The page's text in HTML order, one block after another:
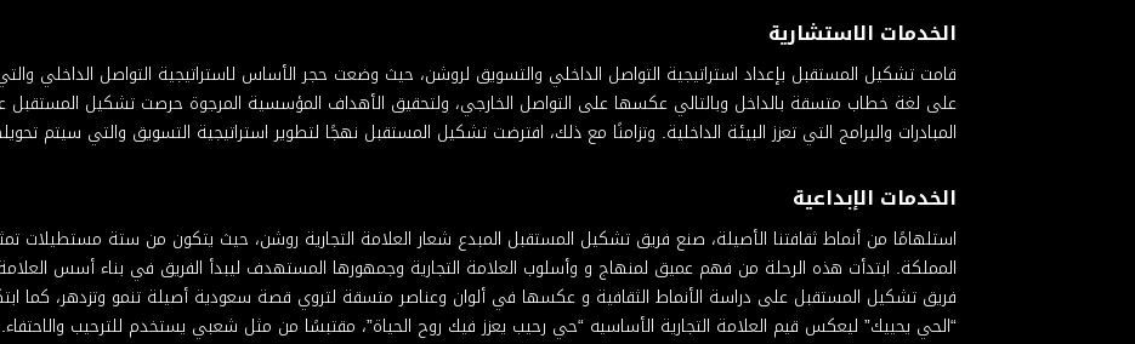
الخدمات الاستشارية
قامت تشكيل المستقبل بإعداد استراتيجية التواصل الداخلي والتسويق لروشن، حيث وضعت حجر الأساس لاستراتيجية التواصل الداخلي
على لغة خطاب متسقة بالداخل وبالتالي عكسها على التواصل الخارجي، ولتحقيق الأهداف المؤسسية المرجوة حرصت تشكيل
المبادرات والبرامج التي تعزز البيئة الداخلية. وتزامنًا مع ذلك، افترضت تشكيل المستقبل نهجًا لتطوير استراتيجية التسويق والتي سيتم
الخدمات الإبداعية
استلهامًا من أنماط ثقافتنا الأصيلة، صنع فريق تشكيل المستقبل المبدع شعار العلامة التجارية روشن، حيث يتكون من ستة
المملكة. ابتدأت هذه الرحلة من فهم عميق لمنهاج و وأسلوب العلامة التجارية وجمهورها المستهدف ليبدأ الفريق في بناء أسس
فريق تشكيل المستقبل على دراسة الأنماط الثقافية و عكسها في ألوان وعناصر متسقة لتروي قصة سعودية أصيلة تنمو وتزدهر، كما
“الحي يحييك” ليعكس قيم العلامة التجارية الأساسيه “حي رحيب يعزز فيك روح الحياة”، مقتبسًا من مثل شعبي يستخدم للترحيب والاحتفاء.